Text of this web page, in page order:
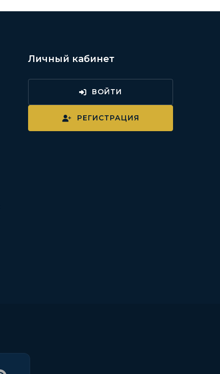
Личный кабинет
ВОЙТИ
РЕГИСТРАЦИЯ